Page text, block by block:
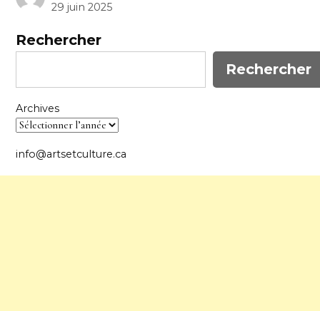
29 juin 2025
Rechercher
Rechercher
Archives
info@artsetculture.ca